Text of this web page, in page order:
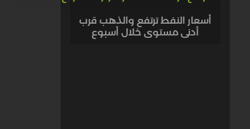
أسعار النفط ترتفع والذهب قرب
أدنى مستوى خلال أسبوع